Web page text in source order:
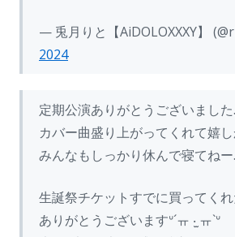
— 兎月りと【AiDOLOXXXY】
2024
定期公演ありがとうございました
カバー曲盛り上がってくれて嬉
みんなもしっかり休んで寝てねー
生誕祭チケットすでに買ってくれ
ありがとうございますᐡ´ㅠ ‧̫ ㅠ`‍ᐡ